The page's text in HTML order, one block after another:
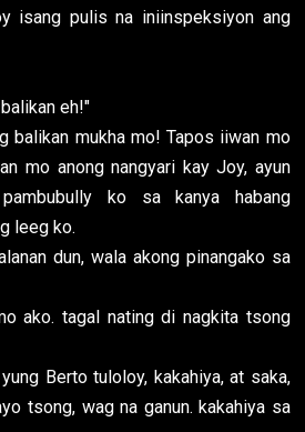
isang pulis na iniinspeksiyon ang
eh!"
balikan mukha mo! Tapos iiwan mo
mo anong nangyari kay Joy, ayun
pambubully ko sa kanya habang
leeg ko.
dun, wala akong pinangako sa
ako. tagal nating di nagkita tsong
Berto tuloloy, kakahiya, at saka,
tsong, wag na ganun. kakahiya sa